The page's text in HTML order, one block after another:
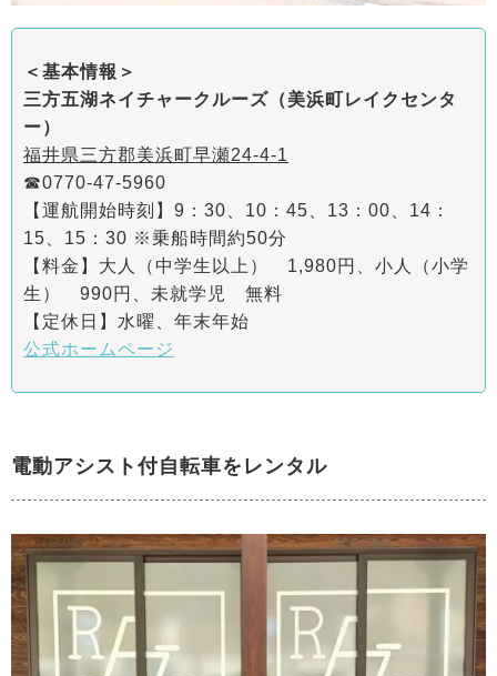
＜基本情報＞
三方五湖ネイチャークルーズ（美浜町レイクセンタ
ー）
福井県三方郡美浜町早瀬24-4-1
☎0770-47-5960
【運航開始時刻】9：30、10：45、13：00、14：
15、15：30 ※乗船時間約50分
【料金】大人（中学生以上） 1,980円、小人（小学
生） 990円、未就学児 無料
【定休日】水曜、年末年始
公式ホームページ
電動アシスト付自転車をレンタル